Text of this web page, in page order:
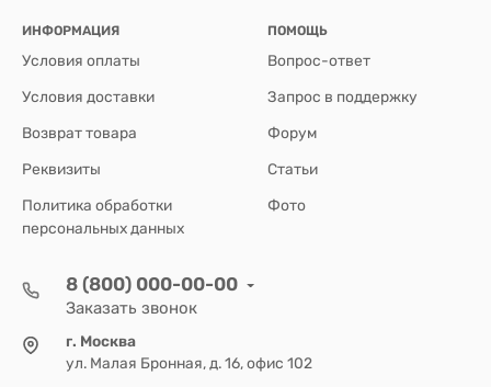
ИНФОРМАЦИЯ
Условия оплаты
Условия доставки
Возврат товара
Реквизиты
Политика обработки
персональных данных
ПОМОЩЬ
Вопрос-ответ
Запрос в поддержку
Форум
Статьи
Фото
8 (800) 000-00-00
Заказать звонок
г. Москва
ул. Малая Бронная, д. 16, офис 102